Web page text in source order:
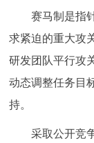
赛马制是指针
求紧迫的重大攻
研发团队平行攻
动态调整任务目
持。
采取公开竞争